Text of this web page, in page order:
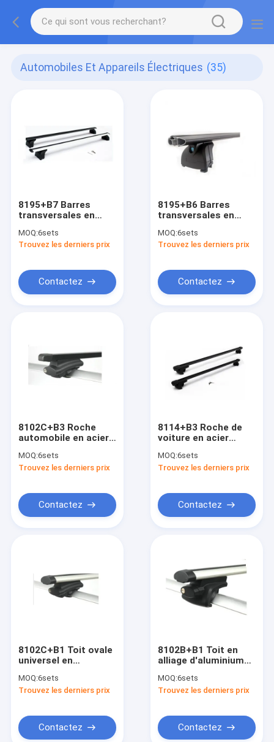
Automobiles Et Appareils Électriques (35)
8195+B7 Barres
transversales en
d'une voiture
Accessoires
à décharge
MOQ:6sets
Trouvez les derniers prix
Contactez
8195+B6 Barres
transversales en
toits de voitures
Accessoires
rails à chasse d'eau
MOQ:6sets
Trouvez les derniers prix
Contactez
8102C+B3 Roche
automobile en acier
Barres transversales
de revêtement en
pour les voitures de
voyage
MOQ:6sets
Trouvez les derniers prix
Contactez
8114+B3 Roche de
voiture en acier
Roche universelle
rails surélevés Zinc
voyage rack de
voiture
MOQ:6sets
Trouvez les derniers prix
Contactez
8102C+B1 Toit ovale
universel en
voiture Barres
croisées Monture de
rails élevés
MOQ:6sets
Trouvez les derniers prix
Contactez
8102B+B1 Toit en
alliage d'aluminium
monté Barres
croisées Ovale Toit
voyage
MOQ:6sets
Trouvez les derniers prix
Contactez